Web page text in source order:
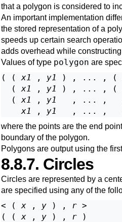
that a polygon is considered to
An important implementation
the stored representation of a
speeds up certain search
adds overhead while
Values of type polygon are
( ( x1 , y1 ) , ... , (
  (
x1 , y1 ) , ... , (
  (
x1 , y1
   , ... ,
x1 , y1
   , ... ,
where the points are the end
boundary of the polygon.
Polygons are output using the
8.8.7. Circles
Circles are represented by a
are specified using any of the
< ( x , y ) , r >
( ( x , y ) , r )